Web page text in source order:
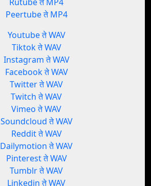
Peertube ते MP4
Youtube ते WAV
Tiktok ते WAV
Instagram ते WAV
Facebook ते WAV
Twitter ते WAV
Twitch ते WAV
Vimeo ते WAV
Soundcloud ते WAV
Reddit ते WAV
Dailymotion ते WAV
Pinterest ते WAV
Tumblr ते WAV
Linkedin ते WAV